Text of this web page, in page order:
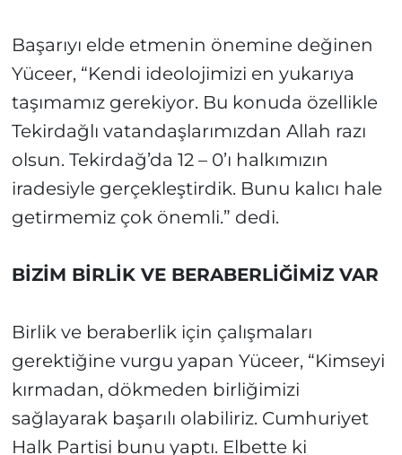
Başarıyı elde etmenin önemine değinen
Yüceer, “Kendi ideolojimizi en yukarıya
taşımamız gerekiyor. Bu konuda özellikle
Tekirdağlı vatandaşlarımızdan Allah razı
olsun. Tekirdağ’da 12 – 0’ı halkımızın
iradesiyle gerçekleştirdik. Bunu kalıcı hale
getirmemiz çok önemli.” dedi.
BİZİM BİRLİK VE BERABERLİĞİMİZ VAR
Birlik ve beraberlik için çalışmaları
gerektiğine vurgu yapan Yüceer, “Kimseyi
kırmadan, dökmeden birliğimizi
sağlayarak başarılı olabiliriz. Cumhuriyet
Halk Partisi bunu yaptı. Elbette ki